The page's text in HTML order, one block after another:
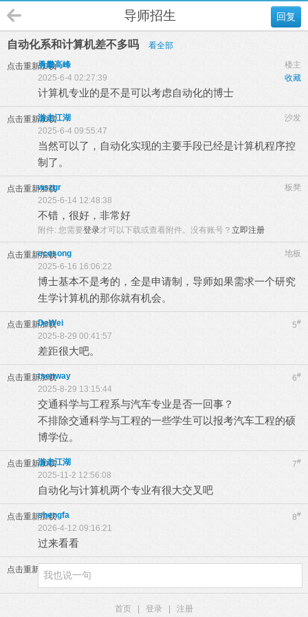
回复
导师招生
自动化系和计算机差不多吗 看全部
点击重新加载 楼主
勇攀高峰
收藏
2025-6-4 02:27:39
计算机专业的是不是可以考虑自动化的博士
点击重新加载 沙发
游走江湖
2025-6-4 09:55:47
当然可以了，自动化实现的主要手段已经是计算机程序控
制了。
点击重新加载 板凳
wszgr
2025-6-14 12:48:38
不错，很好，非常好
附件: 您需要登录才可以下载或查看附件。没有账号？ 立即注册
点击重新加载 地板
ecosong
2025-6-16 16:06:22
博士基本不是考的，全是申请制，导师如果需求一个研究
生学计算机的那你就有机会。
点击重新加载 5#
DeWei
2025-8-29 00:41:57
差距很大吧。
点击重新加载 6#
tsenway
2025-8-29 13:15:44
交通科学与工程系与汽车专业是否一回事？
不排除交通科学与工程的一些学生可以报考汽车工程的硕
博学位。
点击重新加载 7#
游走江湖
2025-11-2 12:56:08
自动化与计算机两个专业有很大交叉吧
点击重新加载 8#
shengfa
2026-4-12 09:16:21
过来看看
点击重新加载
首页 登录 注册